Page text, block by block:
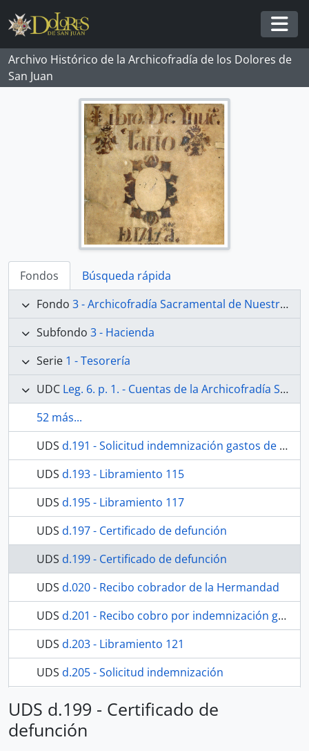
Skip to main content
Archivo Histórico de la Archicofradía de los Dolores de
San Juan
Fondos
Búsqueda rápida
Fondo 3 - Archicofradía Sacramental de Nuestra Señora de los Dolores
Subfondo 3 - Hacienda
Serie 1 - Tesorería
UDC Leg. 6. p. 1. - Cuentas de la Archicofradía Sacramental de Nuestra Señora de los Dolores de la Parroquia de San Juan de Málaga. Desde 20 de enero de 1891 al 31 de diciembre de 1897. Contiene además las relaciones de hermanos de 1890 y 1892.
52 más...
UDS d.191 - Solicitud indemnización gastos de entierro
UDS d.193 - Libramiento 115
UDS d.195 - Libramiento 117
UDS d.197 - Certificado de defunción
UDS d.199 - Certificado de defunción
UDS d.020 - Recibo cobrador de la Hermandad
UDS d.201 - Recibo cobro por indemnización gastos de entierro
UDS d.203 - Libramiento 121
UDS d.205 - Solicitud indemnización
457 más...
UDS d.199 - Certificado de
defunción